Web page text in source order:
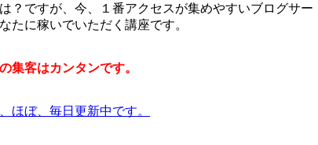
？ですが、今、１番アクセスが集めやすいブログサー
たに稼いでいただく講座です。
集客はカンタンです。
ほぼ、毎日更新中です。